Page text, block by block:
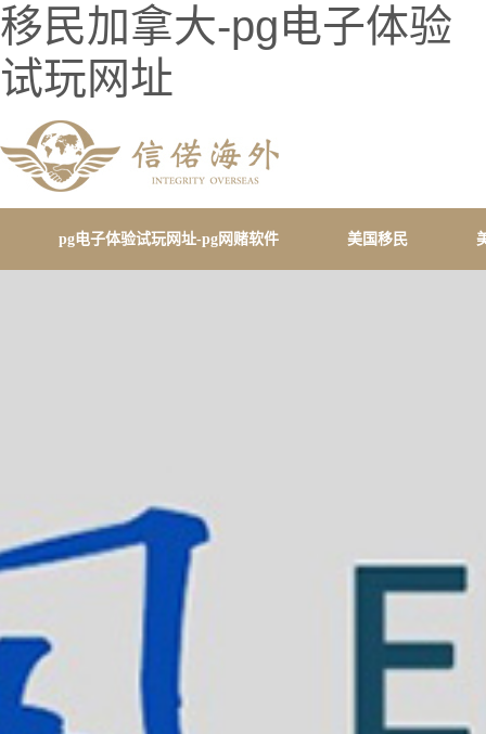
移民加拿大-pg电子体验
试玩网址
pg电子体验试玩网址-pg网赌软件 美国移民